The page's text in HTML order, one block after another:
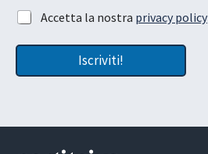
D
P
A
c
i
A
c
t
Accetta la nostra privacy policy
Iscriviti!